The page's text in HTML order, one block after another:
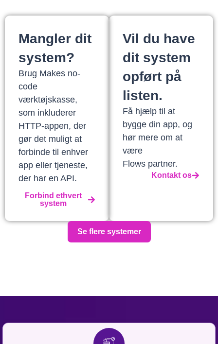
Mangler dit
system?
Brug Makes no-
code
værktøjskasse,
som inkluderer
HTTP-appen, der
gør det muligt at
forbinde til enhver
app eller tjeneste,
der har en API.
Forbind ethvert
system
Vil du have
dit system
opført på
listen.
Få hjælp til at
bygge din app, og
hør mere om at
være
Flows partner.
Kontakt os
Se flere systemer